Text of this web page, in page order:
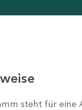
steht für